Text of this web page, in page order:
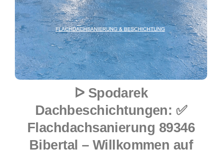
ᐅ Spodarek
Dachbeschichtungen: ✅
Flachdachsanierung 89346
Bibertal – Willkommen auf